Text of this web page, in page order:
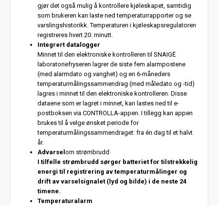
gjør det også mulig å kontrollere kjøleskapet, samtidig
som brukeren kan laste ned temperaturrapporter og se
varslingshistorikk. Temperaturen i kjøleskapsregulatoren
registreres hvert 20. minutt.
Integrert datalogger
Minnet til den elektroniske kontrolleren til SNAIGĖ
laboratoriefryseren lagrer de siste fem alarmpostene
(med alarmdato og varighet) og en 6-måneders
temperaturmålingssammendrag (med måledato og -tid)
lagres i minnet til den elektroniske kontrolleren. Disse
dataene som er lagret i minnet, kan lastes ned til e-
postboksen via CONTROLLA-appen. I tillegg kan appen
brukes til å velge ønsket periode for
temperaturmålingssammendraget: fra én dag til et halvt
år.
Advarselom strømbrudd
I tilfelle strømbrudd sørger batteriet for tilstrekkelig
energi til registrering av temperaturmålinger og
drift av varselsignalet (lyd og bilde) i de neste 24
timene.
Temperaturalarm